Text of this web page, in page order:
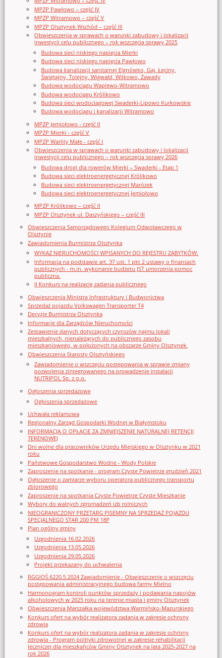
MPZP Pawłowo – część IV
MPZP Witramowo – część V
MPZP Olsztynek Wschód – część III
Obwieszczenia w sprawach o warunki zabudowy i lokalizacji
inwestycji celu publicznego – rok wszczęcia sprawy 2025
Budowa sieci niskiego napięcia Mierki
Budowa sieci niskiego napięcia Pawłowo
Budowa kanalizacji sanitarnej Elgnówko, Gaj, Łęciny,
Świętajny, Tolejny, Wigwałd, Wilkowo, Zawady
Budowa wodociągu Waplewo-Witramowo
Budowa wodociągu Królikowo
Budowa sieci wodociągowej Swaderki-Lipowo Kurkowskie
Budowa wodociągu i kanalizacji Witramowo
MPZP Jemiołowo - część II
MPZP Mierki - część V
MPZP Warlity Małe - część I
Obwieszczenia w sprawach o warunki zabudowy i lokalizacji
inwestycji celu publicznego – rok wszczęcia sprawy 2026
Budowa drogi dla rowerów Mierki – Swaderki - Etap 1
Budowa sieci elektroenergetycznej Królikowo
Budowa sieci elektroenergetycznej Marózek
Budowa sieci elektroenergetycznej Jemiołowo
MPZP Królikowo – część II
MPZP Olsztynek ul. Daszyńskiego – część III
Obwieszczenia Samorządowego Kolegium Odwoławczego w
Olsztynie
Zawiadomienia Burmistrza Olsztynka
WYKAZ NIERUCHOMOŚCI WPISANYCH DO REJESTRU ZABYTKÓW.
Informacja na podstawie art. 37 ust. 1 pkt 2 ustawy o finansach
publicznych - m.in. wykonanie budżetu JST umorzenia pomoc
publiczna.
II Konkurs na realizację zadania publicznego
Obwieszczenia Ministra Infrastruktury i Budwonictwa
Sprzedaż pojazdu Volkswagen Transporter T4
Decyzje Burmistrza Olsztynka
Informacje dla Zarządców Nieruchomości
Zestawienie danych dotyczących czynszów najmu lokali
mieszkalnych, nienależących do publicznego zasobu
mieszkaniowego, w położonych na obszarze Gminy Olsztynek.
Obwieszczenia Starosty Olsztyńskiego
Zawiadomienie o wszczęciu postępowania w sprawie zmiany
pozwolenia zintegrowanego na prowadzenie instalacji
NUTRIPOL Sp. z o.o.
Ogłoszenia sprzedażowe
Ogłoszenia sprzedażowe
Uchwała reklamowa
Regionalny Zarząd Gospodarki Wodnej w Białymstoku
INFORMACJA O OPŁACIE ZA ZMNIEJSZENIE NATURALNEJ RETENCJI
TERENOWEJ
Dni wolne dla pracowników Urzędu Miejskiego w Olsztynku w 2021
roku
Państwowe Gospodarstwo Wodne - Wody Polskie
Zaproszenie na spotkanie - program Czyste Powietrze grudzień 2021
Ogłoszenie o zamiarze wyboru operatora publicznego transportu
zbiorowego
Zaproszenie na spotkania Czyste Powietrze Czyste Mieszkanie
Wybory do walnych zgromadzeń izb rolniczych
NIEOGRANICZONY PRZETARG PISEMNY NA SPRZEDAŻ POJAZDU
SPECJALNEGO STAR 200 PM 18P
Plan ogólny gminy
Uzgodnienia 16.02.2026
Uzgodnienia 13.05.2026
Uzgodnienia 29.05.2026
Projekt przekazany do uchwalenia
RGGIOŚ.6220.5.2024 Zawiadomienie - Obwieszczenie o wszczęciu
postępowania administracyjnego budowa farmy Mielno
Harmonogram kontroli punktów sprzedaży i podawania napojów
alkoholowych w 2025 roku na terenie miasta i gminy Olsztynek
Obwieszczenia Marszałka województwa Warmińsko-Mazurskiego
Konkurs ofert na wybór realizatora zadania w zakresie ochrony
zdrowia
Konkurs ofert na wybór realizatora zadania w zakresie ochrony
zdrowia - Program polityki zdrowotnej w zakresie rehabilitacji
leczniczej dla mieszkańców Gminy Olsztynek na lata 2025-2027 na
rok 2026